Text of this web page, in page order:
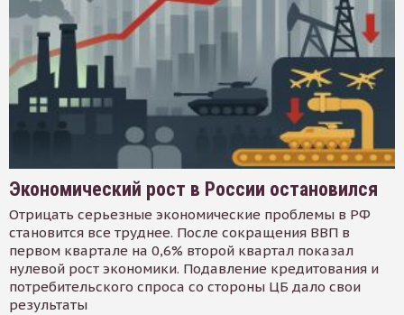
Экономический рост в России остановился
Отрицать серьезные экономические проблемы в РФ
становится все труднее. После сокращения ВВП в
первом квартале на 0,6% второй квартал показал
нулевой рост экономики. Подавление кредитования и
потребительского спроса со стороны ЦБ дало свои
результаты